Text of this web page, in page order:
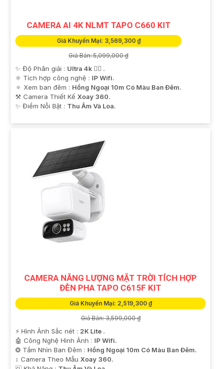
CAMERA AI 4K NLMT TAPO C660 KIT
Giá Khuyến Mại: 3,569,300 ₫
Giá Bán: 5,099,000 ₫
✨ Độ Phân giải : Ultra 4k 👍🏾 .
⚛️ Tích hợp công nghệ : IP Wifi.
🔅 Xem ban đêm : Hồng Ngoại 10m Có Màu Ban Ðêm.
⚒ Camera Thiết Kế Xoay 360.
️✨ Điểm Nỗi Bật : Thu Âm Và Loa.
CAMERA NĂNG LƯỢNG MẶT TRỜI TÍCH HỢP
ĐÈN PHA TAPO C615F KIT
Giá Khuyến Mại: 2,519,300 ₫
Giá Bán: 3,599,000 ₫
️⚡ Hình Ảnh Sắc nét : 2K Lite .
🤖️ Công Nghệ Hình Ảnh : IP Wifi.
❂ Tầm Nhìn Ban Đêm : Hồng Ngoại 10m Có Màu Ban Ðêm.
↕️ Camera Theo Mẫu Xoay 360.